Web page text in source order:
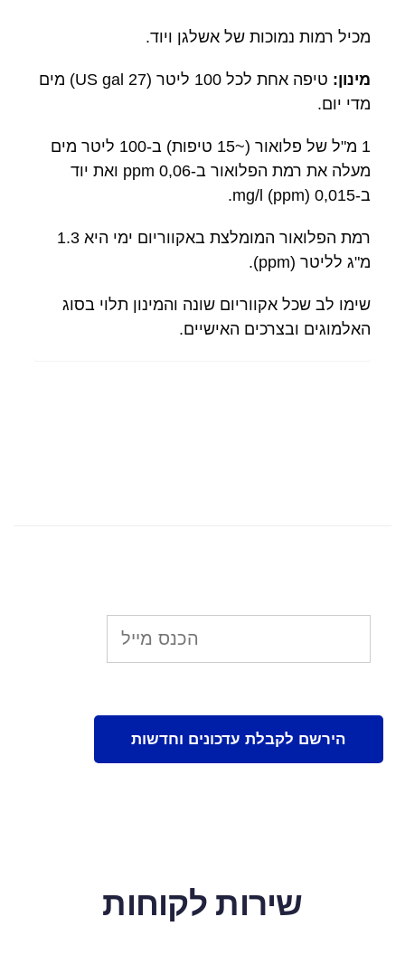
מכיל רמות נמוכות של אשלגן ויוד.
מינון:
טיפה אחת לכל 100 ליטר (27 US gal) מים
מדי יום.
1 מ"ל של פלואור (~15 טיפות) ב-100 ליטר מים
מעלה את רמת הפלואור ב-0,06 ppm ואת יוד
ב-0,015 mg/l (ppm).
רמת הפלואור המומלצת באקווריום ימי היא 1.3
מ"ג לליטר (ppm).
שימו לב שכל אקווריום שונה והמינון תלוי בסוג
האלמוגים ובצרכים האישיים.
שירות לקוחות